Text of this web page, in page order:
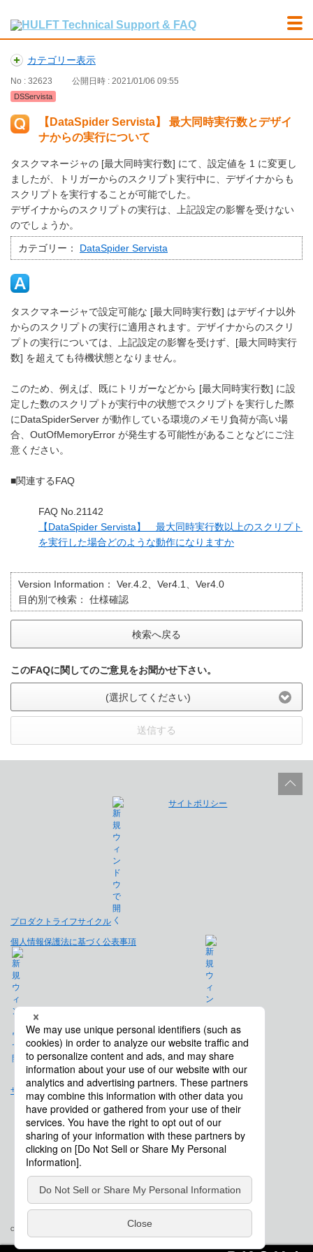
カテゴリー表示
No : 32623 公開日時 : 2021/01/06 09:55
DSServista
【DataSpider Servista】 最大同時実行数とデザイ
ナからの実行について
タスクマネージャの [最大同時実行数] にて、設定値を 1 に変更し
ましたが、トリガーからのスクリプト実行中に、デザイナからも
スクリプトを実行することが可能でした。
デザイナからのスクリプトの実行は、上記設定の影響を受けない
のでしょうか。
カテゴリー： DataSpider Servista
タスクマネージャで設定可能な [最大同時実行数] はデザイナ以外
からのスクリプトの実行に適用されます。デザイナからのスクリ
プトの実行については、上記設定の影響を受けず、[最大同時実行
数] を超えても待機状態となりません。
このため、例えば、既にトリガーなどから [最大同時実行数] に設
定した数のスクリプトが実行中の状態でスクリプトを実行した際
にDataSpiderServer が動作している環境のメモリ負荷が高い場
合、OutOfMemoryError が発生する可能性があることなどにご注
意ください。
■関連するFAQ
FAQ No.21142
【DataSpider Servista】 最大同時実行数以上のスクリプト
を実行した場合どのような動作になりますか
Version Information：
Ver.4.2、Ver4.1、Ver4.0
目的別で検索：
仕様確認
検索へ戻る
このFAQに関してのご意見をお聞かせ下さい。
(選択してください)
送信する
プロダクトライフサイクル
サイトポリシー
個人情報保護法に基づく公表事項
免責事項
サイトマップ
会社概要
Copyright © Saison Technology Co., Ltd. All Rights Reserved.